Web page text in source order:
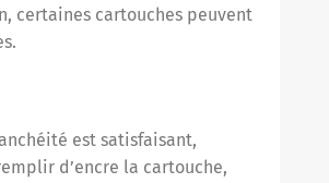
certaines cartouches peuvent
est satisfaisant,
d’encre la cartouche,